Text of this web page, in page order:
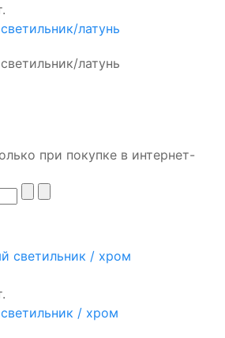
латунь
латунь
при покупке в интернет-
/ хром